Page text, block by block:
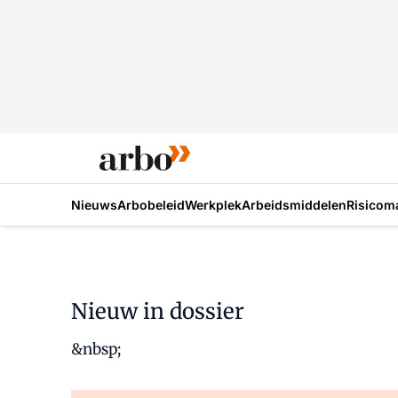
NieuwsArbobeleidWerkplekArbeidsmiddelen
Nieuw in dossier
&nbsp;